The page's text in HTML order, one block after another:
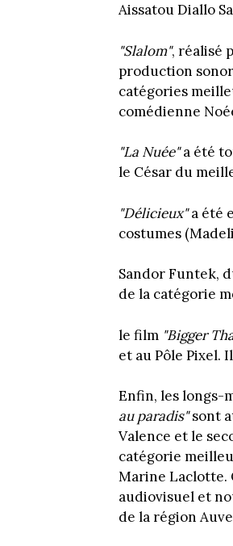
Aissatou Diallo
"Slalom", réalisé
production
catégories
comédienne
"La Nuée"a été
le César du
"Délicieux"a été
costumes
Sandor Funtek,
de la catégorie
le film "Bigger
et au Pôle Pixel.
Enfin, les longs-
au paradis"sont
Valence et le
catégorie
Marine Laclotte.
audiovisuel et
de la région